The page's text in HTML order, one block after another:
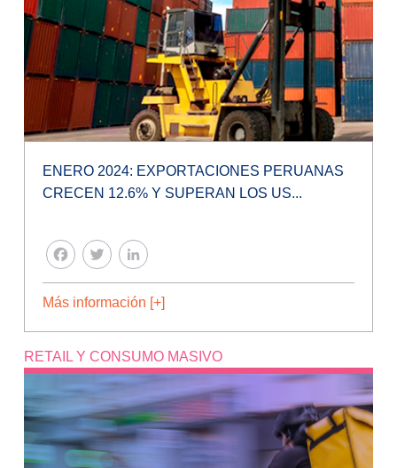
ENERO 2024: EXPORTACIONES PERUANAS
CRECEN 12.6% Y SUPERAN LOS US...
FACEBOOK
TWITTER
Más información [+]
RETAIL Y CONSUMO MASIVO